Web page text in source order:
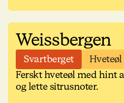
Weissbergen
Svartberget
Hveteøl
Ferskt hveteøl med hint
og lette sitrusnoter.